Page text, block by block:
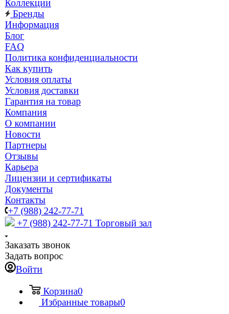
Коллекции
Бренды
Информация
Блог
FAQ
Политика конфиденциальности
Как купить
Условия оплаты
Условия доставки
Гарантия на товар
Компания
О компании
Новости
Партнеры
Отзывы
Карьера
Лицензии и сертификаты
Документы
Контакты
+7 (988) 242-77-71
+7 (988) 242-77-71 Торговый зал
Заказать звонок
Задать вопрос
Войти
Корзина0
Избранные товары0